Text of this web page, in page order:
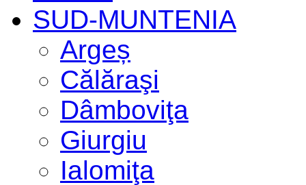
SUD-MUNTENIA
Argeș
Călăraşi
Dâmboviţa
Giurgiu
Ialomiţa